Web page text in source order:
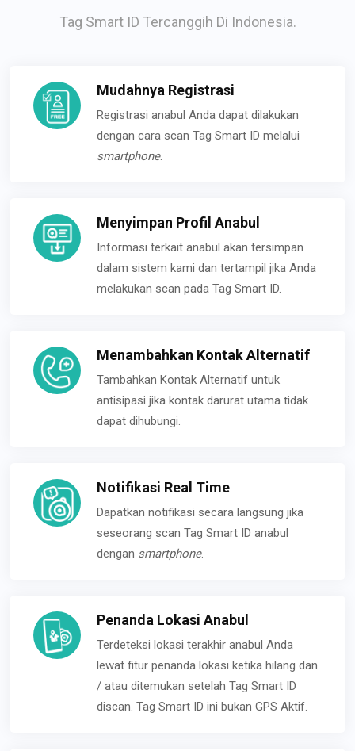
Tag Smart ID Tercanggih Di Indonesia.
Mudahnya Registrasi
Registrasi anabul Anda dapat dilakukan
dengan cara scan Tag Smart ID melalui
smartphone.
Menyimpan Profil Anabul
Informasi terkait anabul akan tersimpan
dalam sistem kami dan tertampil jika Anda
melakukan scan pada Tag Smart ID.
Menambahkan Kontak Alternatif
Tambahkan Kontak Alternatif untuk
antisipasi jika kontak darurat utama tidak
dapat dihubungi.
Notifikasi Real Time
Dapatkan notifikasi secara langsung jika
seseorang scan Tag Smart ID anabul
dengan smartphone.
Penanda Lokasi Anabul
Terdeteksi lokasi terakhir anabul Anda
lewat fitur penanda lokasi ketika hilang dan
/ atau ditemukan setelah Tag Smart ID
discan. Tag Smart ID ini bukan GPS Aktif.